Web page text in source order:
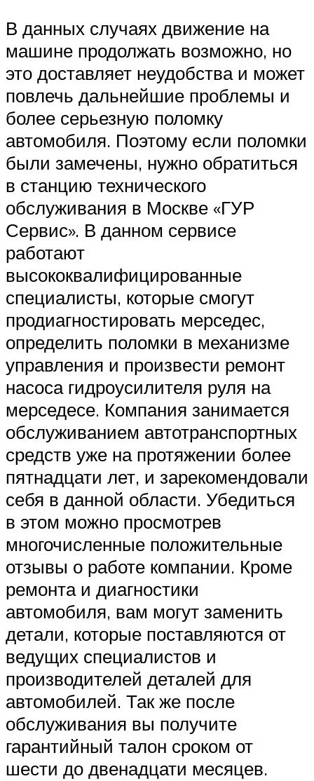
В данных случаях движение на
машине продолжать возможно, но
это доставляет неудобства и может
повлечь дальнейшие проблемы и
более серьезную поломку
автомобиля. Поэтому если поломки
были замечены, нужно обратиться
в станцию технического
обслуживания в Москве «ГУР
Сервис». В данном сервисе
работают
высококвалифицированные
специалисты, которые смогут
продиагностировать мерседес,
определить поломки в механизме
управления и произвести ремонт
насоса гидроусилителя руля на
мерседесе. Компания занимается
обслуживанием автотранспортных
средств уже на протяжении более
пятнадцати лет, и зарекомендовали
себя в данной области. Убедиться
в этом можно просмотрев
многочисленные положительные
отзывы о работе компании. Кроме
ремонта и диагностики
автомобиля, вам могут заменить
детали, которые поставляются от
ведущих специалистов и
производителей деталей для
автомобилей. Так же после
обслуживания вы получите
гарантийный талон сроком от
шести до двенадцати месяцев.